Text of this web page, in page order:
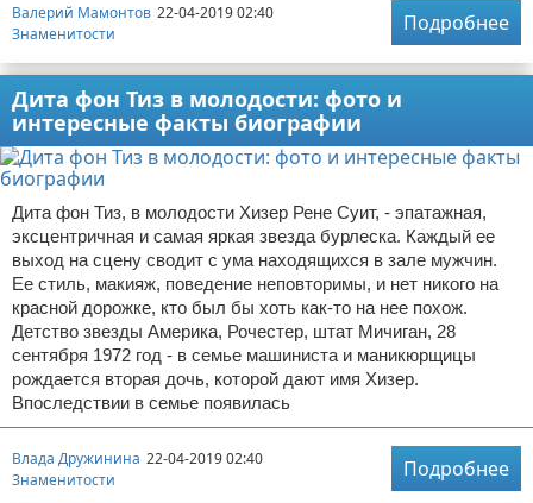
Валерий Мамонтов 22-04-2019 02:40
Знаменитости
Подробнее
Дита фон Тиз в молодости: фото и
интересные факты биографии
Дита фон Тиз, в молодости Хизер Рене Суит, - эпатажная,
эксцентричная и самая яркая звезда бурлеска. Каждый ее
выход на сцену сводит с ума находящихся в зале мужчин.
Ее стиль, макияж, поведение неповторимы, и нет никого на
красной дорожке, кто был бы хоть как-то на нее похож.
Детство звезды Америка, Рочестер, штат Мичиган, 28
сентября 1972 год - в семье машиниста и маникюрщицы
рождается вторая дочь, которой дают имя Хизер.
Впоследствии в семье появилась
Влада Дружинина 22-04-2019 02:40
Знаменитости
Подробнее